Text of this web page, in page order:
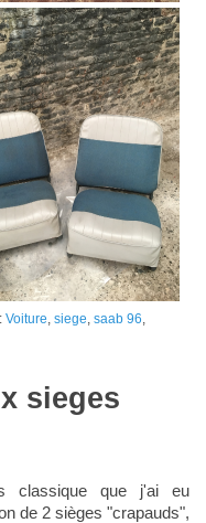
Voiture, siege, saab 96,
sieges
classique que j'ai eu
de 2 sièges "crapauds",